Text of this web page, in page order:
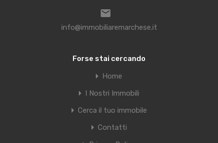
info@immobiliaremarchese.it
Forse stai cercando
Home
I Nostri Immobili
Cerca il tuo immobile
Contatti